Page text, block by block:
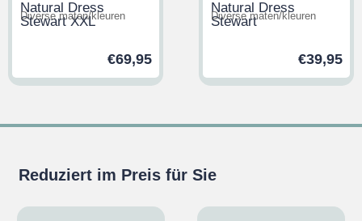
Natural Dress
Stewart XXL
Diverse maten/kleuren
€69,95
Natural Dress
Stewart
Diverse maten/kleuren
€39,95
Reduziert im Preis für Sie